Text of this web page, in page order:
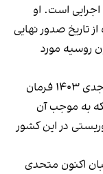
است. او
تاریخ صدور نهایی
روسیه مورد
ولادیمیر پوتین، رئیس‌جمهور روسیه در ماه جدی ۱۴۰۳ فرمان
که به موجب آن
در این کشور
اکنون متحدی